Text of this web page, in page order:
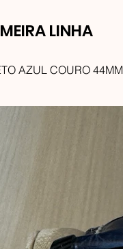
LINHA
AZUL COURO 44MM